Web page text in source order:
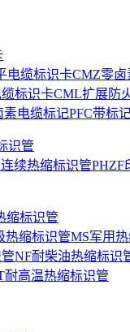
电缆标识卡CMZ零卤
标识卡CML扩展防
素电缆标记PFC带标
识管
续热缩标识管PHZF
缩标识管
热缩标识管MS军用
NF耐柴油热缩标识
耐高温热缩标识管